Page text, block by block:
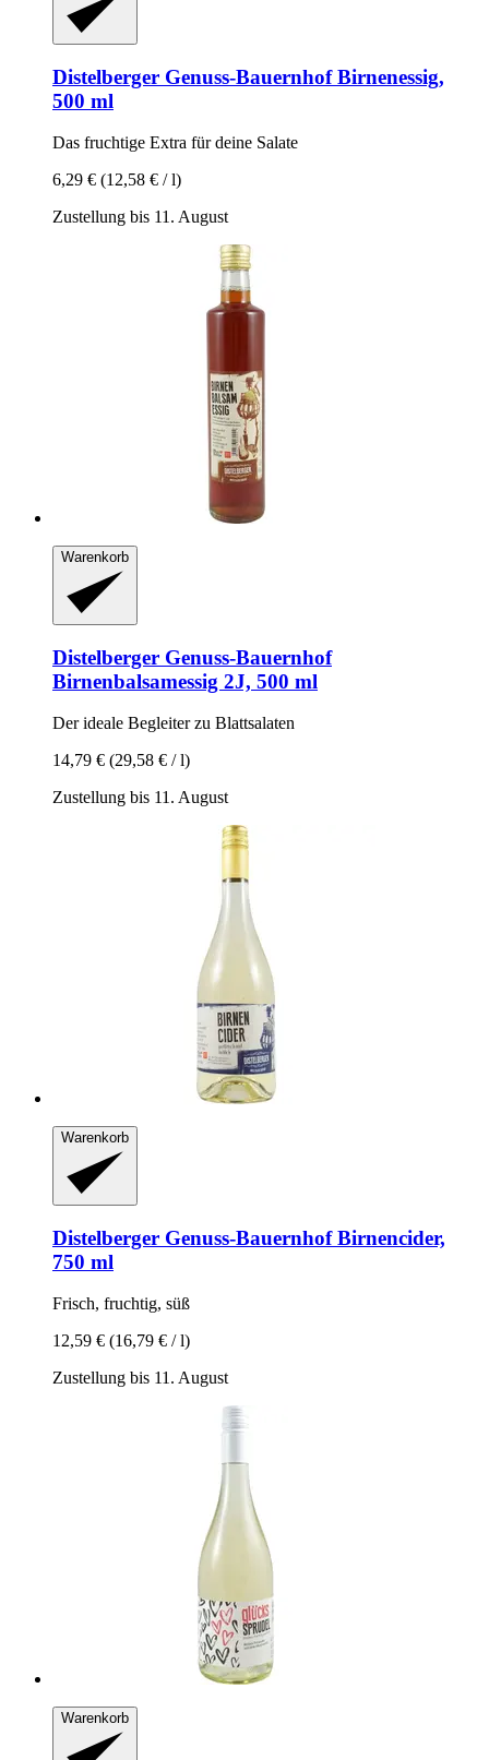
Distelberger Genuss-BauernhofBirnenessig,
500 ml
Das fruchtige Extra für deine Salate
6,29 € (12,58 € / l)
Zustellung bis 11. August
Warenkorb
Distelberger Genuss-Bauernhof
Birnenbalsamessig 2J, 500 ml
Der ideale Begleiter zu Blattsalaten
14,79 € (29,58 € / l)
Zustellung bis 11. August
Warenkorb
Distelberger Genuss-BauernhofBirnencider,
750 ml
Frisch, fruchtig, süß
12,59 € (16,79 € / l)
Zustellung bis 11. August
Warenkorb